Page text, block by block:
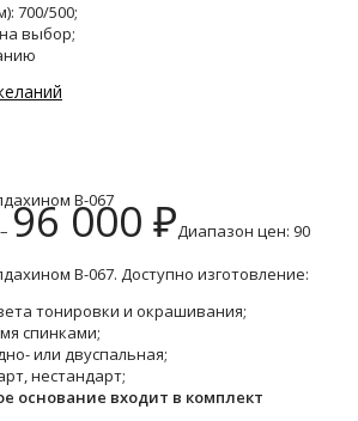
700/500;
выбор;
B-067
– 96 000 ₽Диапазон цен: 90
B-067. Доступно изготовление:
тонировки и окрашивания;
спинками;
или двуспальная;
нестандарт;
основание входит в комплект